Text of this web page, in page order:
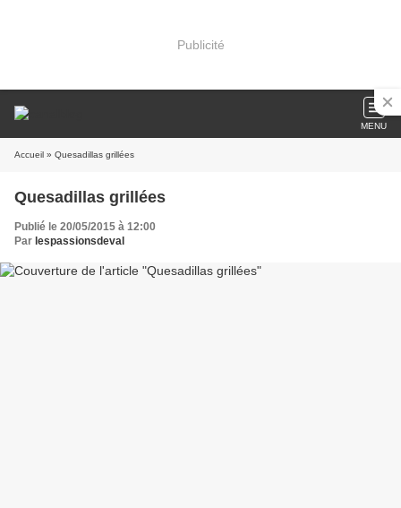
Publicité
MENU
Accueil » Quesadillas grillées
Quesadillas grillées
Publié le 20/05/2015 à 12:00
Par lespassionsdeval